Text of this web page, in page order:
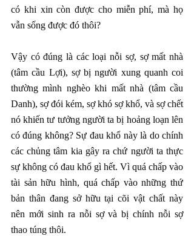
có khi xin còn được cho miễn phí, mà họ
vẫn sống được đó thôi?
Vậy có đúng là các loại nỗi sợ, sợ mất nhà
(tâm cầu Lợi), sợ bị người xung quanh coi
thường mình nghèo khi mất nhà (tâm cầu
Danh), sợ đói kém, sợ khó sợ khổ, và sợ chết
nó khiến tư tưởng người ta bị hoảng loạn lên
có đúng không? Sự đau khổ này là do chính
các chủng tâm kia gây ra chứ người ta thực
sự không có đau khổ gì hết. Vì quá chấp vào
tài sản hữu hình, quá chấp vào những thứ
bản thân đang sở hữu tại cõi vật chất này
nên mới sinh ra nỗi sợ và bị chính nỗi sợ
thao túng thôi.